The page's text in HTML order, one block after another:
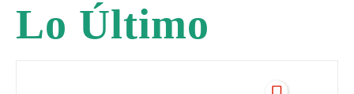
Lo Último